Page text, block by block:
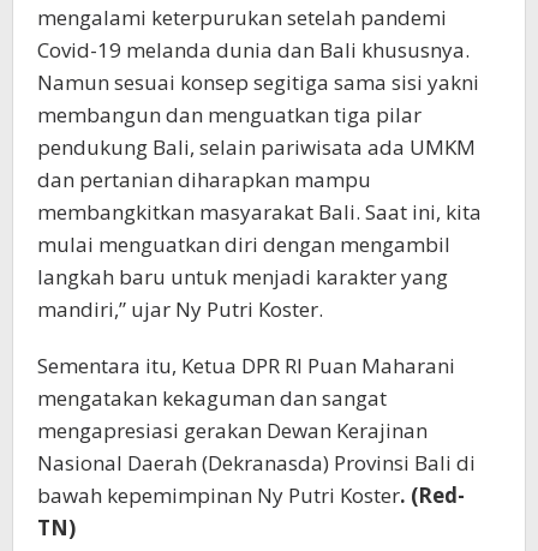
mengalami keterpurukan setelah pandemi
Covid-19 melanda dunia dan Bali khususnya.
Namun sesuai konsep segitiga sama sisi yakni
membangun dan menguatkan tiga pilar
pendukung Bali, selain pariwisata ada UMKM
dan pertanian diharapkan mampu
membangkitkan masyarakat Bali. Saat ini, kita
mulai menguatkan diri dengan mengambil
langkah baru untuk menjadi karakter yang
mandiri,” ujar Ny Putri Koster.
Sementara itu, Ketua DPR RI Puan Maharani
mengatakan kekaguman dan sangat
mengapresiasi gerakan Dewan Kerajinan
Nasional Daerah (Dekranasda) Provinsi Bali di
bawah kepemimpinan Ny Putri Koster. (Red-
TN)